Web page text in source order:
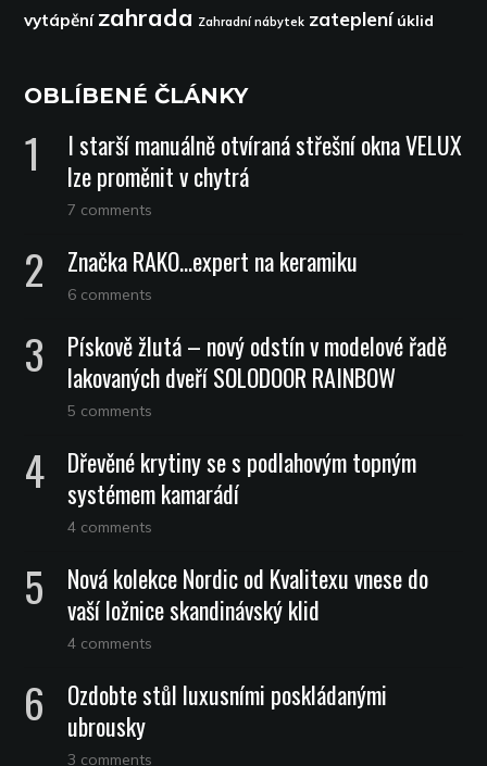
vytápění zahrada Zahradní nábytek zateplení úklid
OBLÍBENÉ ČLÁNKY
I starší manuálně otvíraná střešní okna VELUX
lze proměnit v chytrá
7 comments
Značka RAKO…expert na keramiku
6 comments
Pískově žlutá – nový odstín v modelové řadě
lakovaných dveří SOLODOOR RAINBOW
5 comments
Dřevěné krytiny se s podlahovým topným
systémem kamarádí
4 comments
Nová kolekce Nordic od Kvalitexu vnese do
vaší ložnice skandinávský klid
4 comments
Ozdobte stůl luxusními poskládanými
ubrousky
3 comments